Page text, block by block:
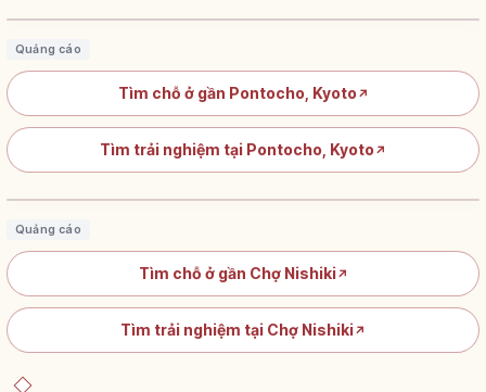
Quảng cáo
Tìm chỗ ở gần Pontocho, Kyoto ↗
Tìm trải nghiệm tại Pontocho, Kyoto ↗
Chợ Nishiki ở Kyoto: nhà bếp Kyoto dài
390m từ 1615
Đọc bài viết→
Quảng cáo
Tìm chỗ ở gần Chợ Nishiki↗
Tìm trải nghiệm tại Chợ Nishiki↗